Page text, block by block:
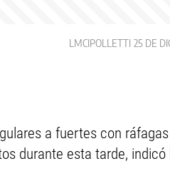
LMCIPOLLETTI 25 DE
a fuertes con
durante esta tarde, indicó